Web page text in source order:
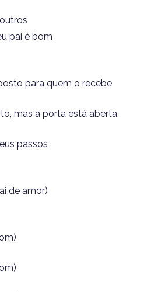
outros
pai é bom
para quem o recebe
mas a porta está aberta
passos
de amor)